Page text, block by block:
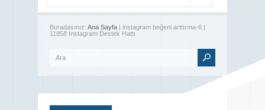
Buradasınız: Ana Sayfa | instagram beğeni arttırma-6 |
11858 Instagram Destek Hattı